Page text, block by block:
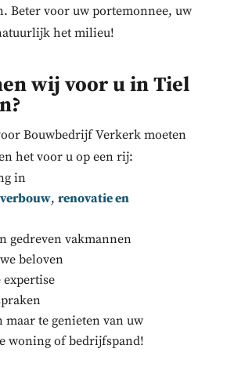
Beter voor uw portemonnee, uw
het milieu!
wij voor u in Tiel
Bouwbedrijf Verkerk moeten
het voor u op een rij:
in
verbouw, renovatie en
gedreven vakmannen
beloven
expertise
maar te genieten van uw
woning of bedrijfspand!